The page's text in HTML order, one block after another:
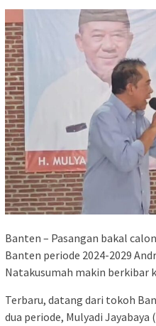
Banten – Pasangan bakal
Banten periode 2024-2029
Natakusumah makin berkibar
Terbaru, datang dari tokoh
dua periode, Mulyadi Jayabaya